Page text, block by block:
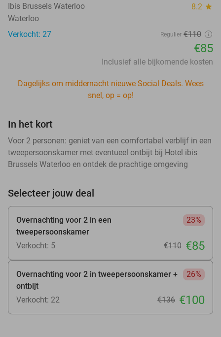
Ibis Brussels Waterloo 8.2 star
Waterloo
Verkocht: 27
Regulier €110
€85
Inclusief alle bijkomende kosten
Dagelijks om middernacht nieuwe Social Deals. Wees
snel, op = op!
In het kort
Voor 2 personen: geniet van een comfortabel verblijf in een
tweepersoonskamer met eventueel ontbijt bij Hotel ibis
Brussels Waterloo en ontdek de prachtige omgeving
Selecteer jouw deal
Overnachting voor 2 in een
tweepersoonskamer
23%
Verkocht: 5 €110 €85
Overnachting voor 2 in tweepersoonskamer +
ontbijt
26%
Verkocht: 22 €136 €100